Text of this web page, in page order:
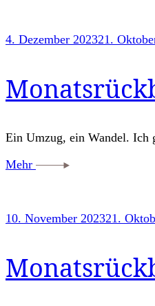
4. Dezember 202321.
Ein Umzug, ein Wandel. Ich
Mehr
10. November 202321.